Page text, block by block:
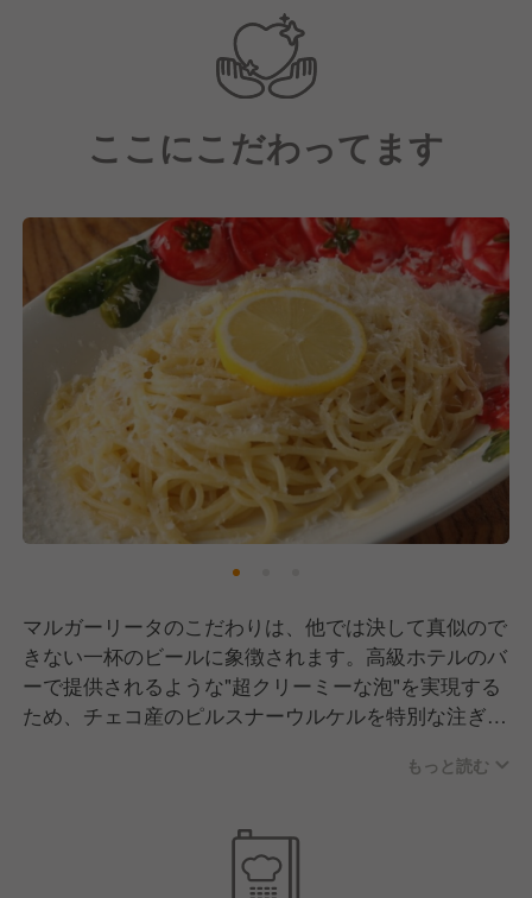
チームとしては、それぞれの得意分野をリスペクト
し、教え合う文化があります。画一的なマニュアルよ
りも、スタッフ一人ひとりの個性や「やってみたい」
という気持ちを尊重する職場です。経験を活かして即
戦力として活躍したい方はもちろん、専門性を高めて
いきたいという意欲ある方を歓迎します。
ここにこだわってます
マルガーリータのこだわりは、他では決して真似ので
きない一杯のビールに象徴されます。高級ホテルのバ
ーで提供されるような"超クリーミーな泡"を実現する
ため、チェコ産のピルスナーウルケルを特別な注ぎ方
みなく捨て、完璧な状態の一杯だけをお出しするのが
また、ワインは嗜好品だからこそ「美味しく、かっこ
よく」愉しんでいただけるよう、グラスワインであっ
もっと読む